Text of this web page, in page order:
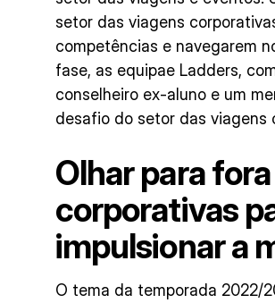
setor das viagens
competências e navegarem
fase, as equipae Ladders,
conselheiro ex-aluno e um
desafio do setor das viagens
Olhar para
corporativas
impulsionar a
O tema da temporada 2022/